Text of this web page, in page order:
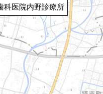
科医院内野診療所